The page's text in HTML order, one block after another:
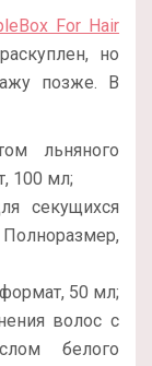
For Hair
но
позже. В
льняного
100 мл;
секущихся
50 мл;
волос с
белого